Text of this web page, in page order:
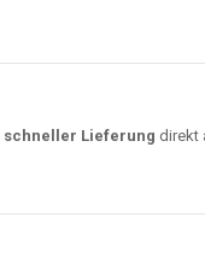
schneller Lieferung direkt